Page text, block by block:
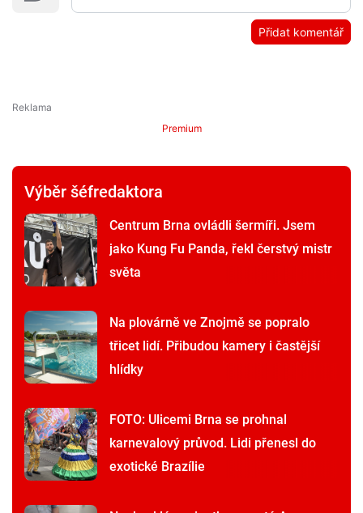
Přidat komentář
Premium
Výběr šéfredaktora
Centrum Brna ovládli šermíři. Jsem
jako Kung Fu Panda, řekl čerstvý mistr
světa
Na plovárně ve Znojmě se popralo
třicet lidí. Přibudou kamery i častější
hlídky
FOTO: Ulicemi Brna se prohnal
karnevalový průvod. Lidi přenesl do
exotické Brazílie